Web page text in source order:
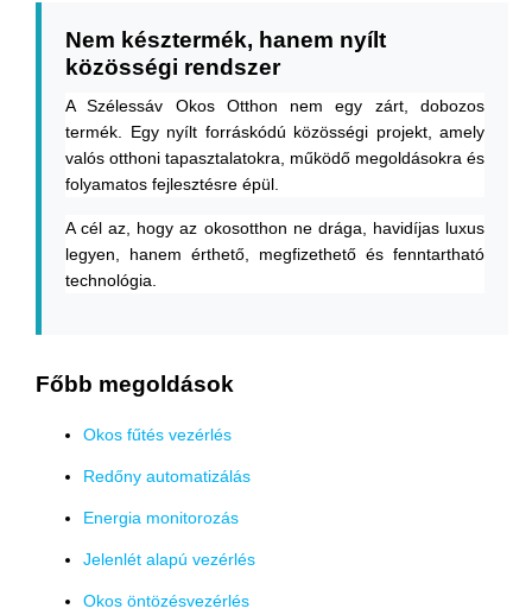
Nem késztermék, hanem nyílt
közösségi rendszer
A Szélessáv Okos Otthon nem egy zárt, dobozos
termék. Egy nyílt forráskódú közösségi projekt, amely
valós otthoni tapasztalatokra, működő megoldásokra és
folyamatos fejlesztésre épül.
A cél az, hogy az okosotthon ne drága, havidíjas luxus
legyen, hanem érthető, megfizethető és fenntartható
technológia.
Főbb megoldások
Okos fűtés vezérlés
Redőny automatizálás
Energia monitorozás
Jelenlét alapú vezérlés
Okos öntözésvezérlés